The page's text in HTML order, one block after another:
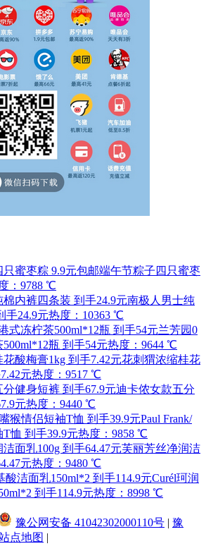
端午节粽子四只蜜枣
：9788 ℃
南极人男士纯
手24.9元热度：10363 ℃
兰芳园0
瓶 到手54元热度：9644 ℃
花刺猬浓缩桂花
元热度：9517 ℃
迪卡侬女款五分
元热度：9440 ℃
Paul Frank/
恤 到手39.9元热度：9858 ℃
芙丽芳丝净润洁
元热度：9480 ℃
Curél珂润
到手114.9元热度：8998 ℃
豫公网安备 41042302000110号 | 豫
点地图 |